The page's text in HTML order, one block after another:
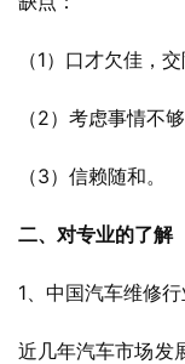
（1）口才欠佳，
（2）考虑事情不
（3）信赖随和。
二、对专业的了解
1、中国汽车维修
近几年汽车市场发